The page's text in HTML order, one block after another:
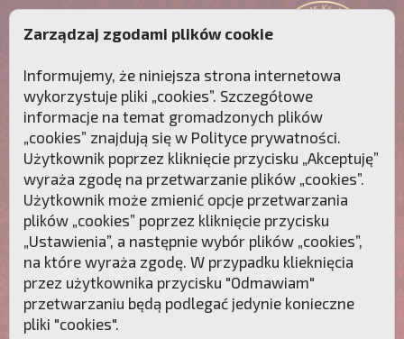
Przebudźmy sumienia Polaków!
Polonia
Christiana
PCh24.pl
Przymierze
Zarządzaj zgodami plików cookie
Informujemy, że niniejsza strona internetowa
wykorzystuje pliki „cookies”. Szczegółowe
informacje na temat gromadzonych plików
„cookies” znajdują się w Polityce prywatności.
Użytkownik poprzez kliknięcie przycisku „Akceptuję”
wyraża zgodę na przetwarzanie plików „cookies”.
Użytkownik może zmienić opcje przetwarzania
plików „cookies” poprzez kliknięcie przycisku
„Ustawienia”, a następnie wybór plików „cookies”,
na które wyraża zgodę. W przypadku klieknięcia
przez użytkownika przycisku "Odmawiam"
przetwarzaniu będą podlegać jedynie konieczne
pliki "cookies".